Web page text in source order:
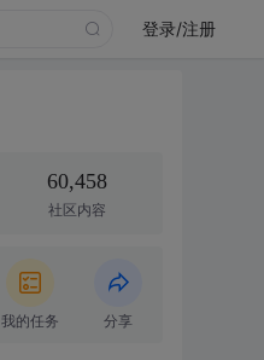
登录/注册
60,458
社区内容
我的任务 分享